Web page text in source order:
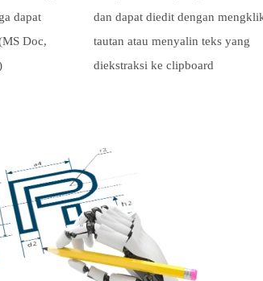
dapat
Doc,
dan dapat diedit dengan
tautan atau menyalin teks yang
diekstraksi ke clipboard